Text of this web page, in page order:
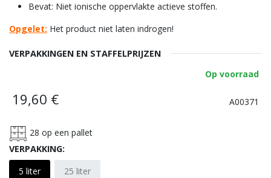
Bevat: Niet ionische oppervlakte actieve stoffen.
Opgelet: Het product niet laten indrogen!
VERPAKKINGEN EN STAFFELPRIJZEN
Op voorraad
19,60 € A00371
28 op een pallet
VERPAKKING:
5 liter
25 liter